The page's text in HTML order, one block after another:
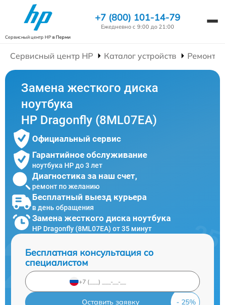
Сервисный центр HPв Перми
+7 (800) 101-14-79
Ежедневно с 9:00 до 21:00
Сервисный центр HP Каталог устройств Ремонт
Замена жесткого диска
ноутбука
HP Dragonfly (8ML07EA)
Официальный сервис
Гарантийное обслуживание
ноутбука HP до 3 лет
Диагностика за наш счет,
ремонт по желанию
Бесплатный выезд курьера
в день обращения
Замена жесткого диска ноутбука
HP Dragonfly (8ML07EA) от 35 минут
Бесплатная консультация со
специалистом
Оставить заявку